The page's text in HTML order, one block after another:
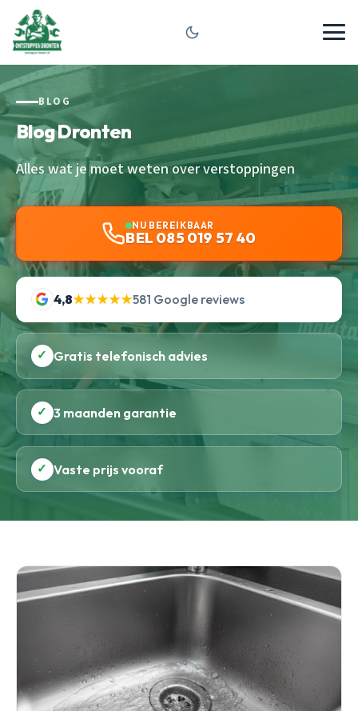
BLOG
Blog Dronten
Alles wat je moet weten over verstoppingen
NU BEREIKBAAR
BEL 085 019 57 40
4,8★★★★★581 Google reviews
✓ Gratis telefonisch advies
✓ 3 maanden garantie
✓ Vaste prijs vooraf